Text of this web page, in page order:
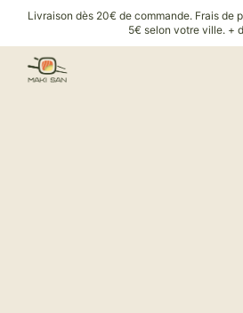
Livraison dès 20€ de commande. Frais de
5€ selon votre ville. +